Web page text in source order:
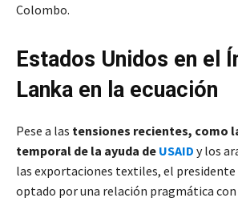
Colombo.
Estados Unidos en el
Lanka en la ecuación
Pese a las tensiones recientes, como
temporal de la ayuda de USAID y los
las exportaciones textiles, el presidente
optado por una relación pragmática con